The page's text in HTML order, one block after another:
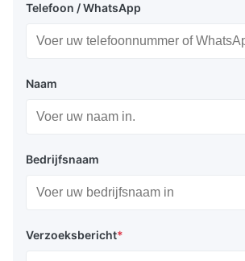
Telefoon / WhatsApp
Naam
Bedrijfsnaam
Verzoeksbericht*